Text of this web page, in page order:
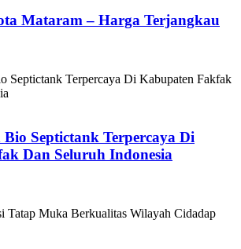
Mataram – Harga Terjangkau
Septictank Terpercaya Di
Dan Seluruh Indonesia